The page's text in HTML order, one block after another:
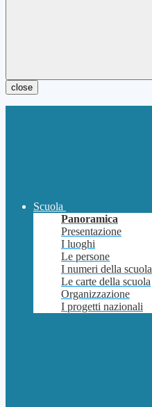
close
Scuola
Panoramica
Presentazione
I luoghi
Le persone
I numeri della scuola
Le carte della scuola
Organizzazione
I progetti nazionali